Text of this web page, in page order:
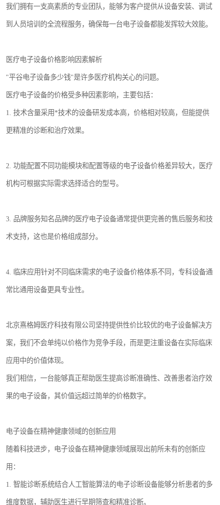
我们拥有一支高素质的专业团队，能够为客户提供从设备安装、调试
到人员培训的全流程服务，确保每一台电子设备都能发挥较大效能。
医疗电子设备价格影响因素解析
"平谷电子设备多少钱"是许多医疗机构关心的问题。
医疗电子设备的价格受多种因素影响，主要包括：
1. 技术含量采用*技术的设备研发成本高，价格相对较高，但能提供
更精准的诊断和治疗效果。
2. 功能配置不同功能模块和配置等级的电子设备价格差异较大，医疗
机构可根据实际需求选择适合的型号。
3. 品牌服务知名品牌的医疗电子设备通常提供更完善的售后服务和技
术支持，这也是价格组成部分。
4. 临床应用针对不同临床需求的电子设备价格体系不同，专科设备通
常比通用设备更具专业性。
北京熹格姆医疗科技有限公司坚持提供性价比较优的电子设备解决方
案，我们不会单纯以价格作为竞争手段，而是更注重设备在实际临床
应用中的价值体现。
我们相信，一台能够真正帮助医生提高诊断准确性、改善患者治疗效
果的电子设备，其价值远超过简单的价格数字。
电子设备在精神健康领域的创新应用
随着科技进步，电子设备在精神健康领域展现出前所未有的创新应
用：
1. 智能诊断系统结合人工智能算法的电子诊断设备能够分析患者的多
维度数据，辅助医生进行早期筛查和精准诊断。